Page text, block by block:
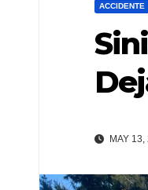
ACCIDENTE
MAY 13,